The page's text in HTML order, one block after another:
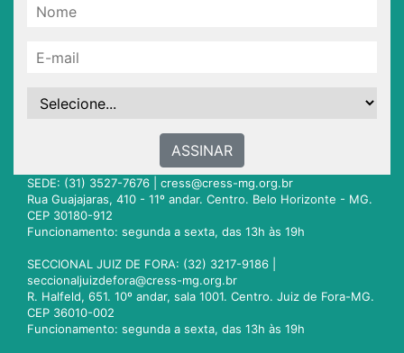
ASSINAR
SEDE: (31) 3527-7676 | cress@cress-mg.org.br
Rua Guajajaras, 410 - 11º andar. Centro. Belo Horizonte - MG.
CEP 30180-912
Funcionamento: segunda a sexta, das 13h às 19h
SECCIONAL JUIZ DE FORA: (32) 3217-9186 |
seccionaljuizdefora@cress-mg.org.br
R. Halfeld, 651. 10º andar, sala 1001. Centro. Juiz de Fora-MG.
CEP 36010-002
Funcionamento: segunda a sexta, das 13h às 19h